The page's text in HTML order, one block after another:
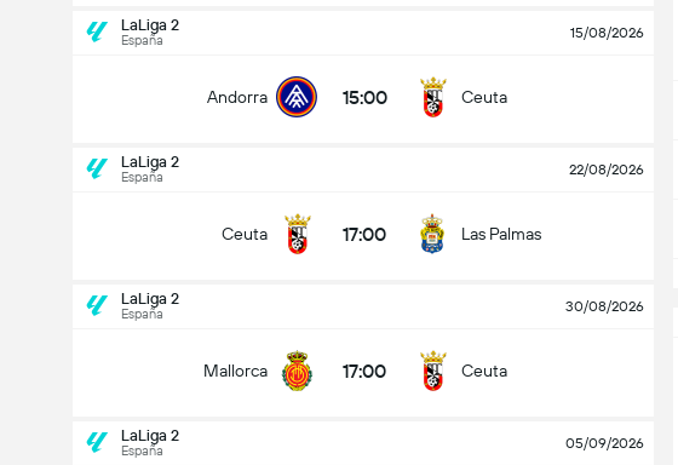
LaLiga 2
España 15/08/2026
Andorra 15:00 Ceuta
LaLiga 2
España 22/08/2026
Ceuta 17:00 Las Palmas
LaLiga 2
España 30/08/2026
Mallorca 17:00 Ceuta
LaLiga 2
España 05/09/2026
15:00 Ceuta
Goles en el partido (2.5)